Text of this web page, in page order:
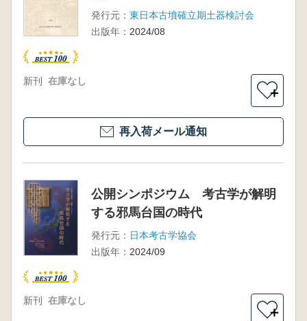
発行元： 東日本古墳確立期土器検討会
出版年： 2024/08
新刊 在庫なし
＋
再入荷メール通知
公開シンポジウム 考古学が解明
する邪馬台国の時代
発行元： 日本考古学協会
出版年： 2024/09
新刊 在庫なし
＋